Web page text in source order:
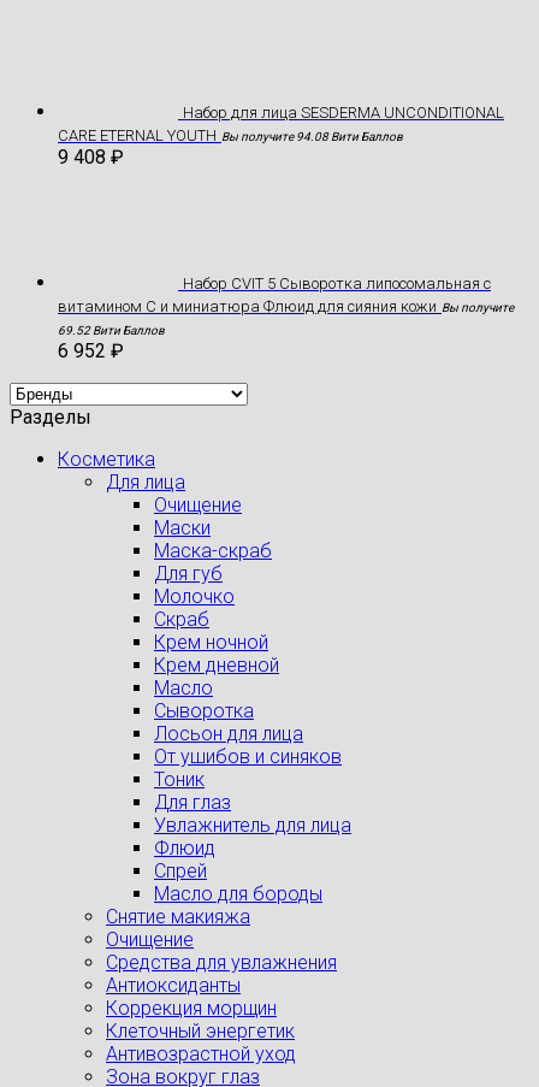
Hабор для лица SESDERMA UNCONDITIONAL
CARE ETERNAL YOUTH Вы получите 94.08 Вити Баллов
9 408 ₽
Набор CVIT 5 Сыворотка липосомальная с
витамином С и миниатюра Флюид для сияния кожи Вы получите
69.52 Вити Баллов
6 952 ₽
Разделы
Косметика
Для лица
Очищение
Маски
Маска-скраб
Для губ
Молочко
Скраб
Крем ночной
Крем дневной
Масло
Сыворотка
Лосьон для лица
От ушибов и синяков
Тоник
Для глаз
Увлажнитель для лица
Флюид
Спрей
Масло для бороды
Снятие макияжа
Очищение
Средства для увлажнения
Антиоксиданты
Коррекция морщин
Клеточный энергетик
Антивозрастной уход
Зона вокруг глаз